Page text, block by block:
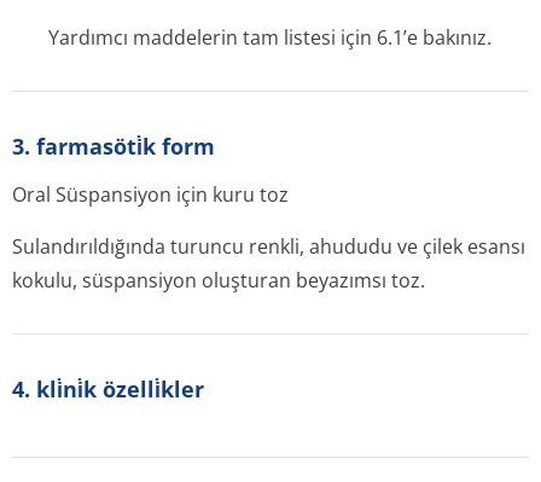
Yardımcı maddelerin tam listesi için 6.1’e bakınız.
3. farmasöti̇k form
Oral Süspansiyon için kuru toz
Sulandırıldığında turuncu renkli, ahududu ve çilek esansı
kokulu, süspansiyon oluşturan beyazımsı toz.
4. kli̇ni̇k özelli̇kler